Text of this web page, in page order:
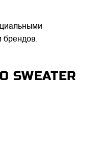
брендов.
SWEATER